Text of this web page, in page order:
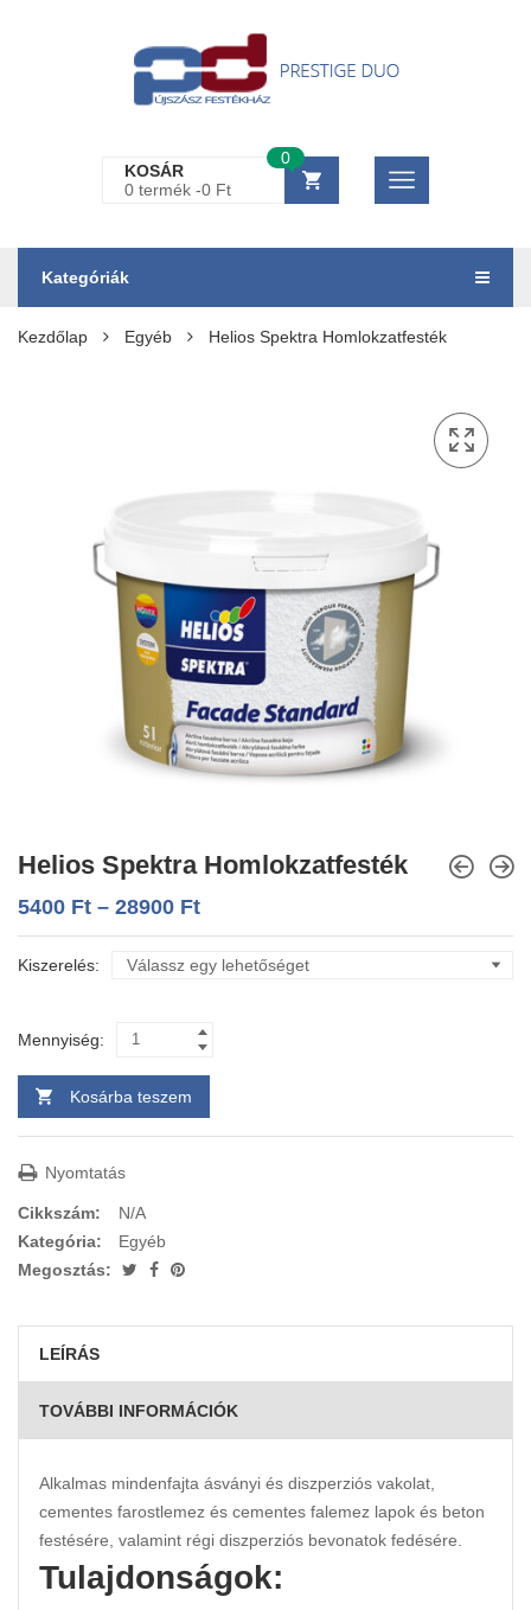
KOSÁR
0 termék -0 Ft
0
Kategóriák
Kezdőlap Egyéb Helios Spektra Homlokzatfesték
Helios Spektra Homlokzatfesték
5400 Ft – 28900 Ft
Kiszerelés
Mennyiség:
Kosárba teszem
Nyomtatás
Cikkszám:
N/A
Kategória:
Egyéb
Megosztás:
LEÍRÁS
TOVÁBBI INFORMÁCIÓK
Alkalmas mindenfajta ásványi és diszperziós vakolat,
cementes farostlemez és cementes falemez lapok és beton
festésére, valamint régi diszperziós bevonatok fedésére.
Tulajdonságok: